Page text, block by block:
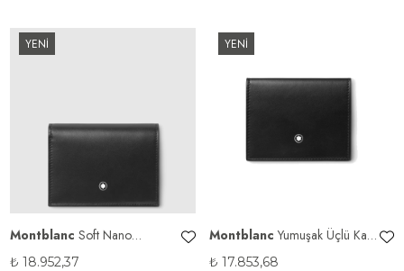
YENİ
Montblanc Soft Nano
Continental Cüzdan
₺ 18.952,37
YENİ
Montblanc Yumuşak Üçlü Kart
Tutucu 4 cc
₺ 17.853,68